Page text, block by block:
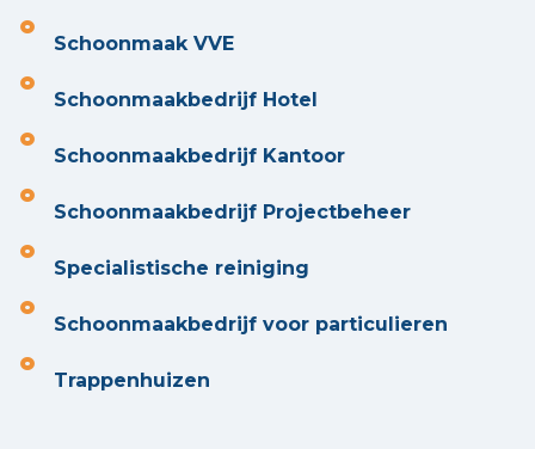
Schoonmaak VVE
Schoonmaakbedrijf Hotel
Schoonmaakbedrijf Kantoor
Schoonmaakbedrijf Projectbeheer
Specialistische reiniging
Schoonmaakbedrijf voor particulieren
Trappenhuizen